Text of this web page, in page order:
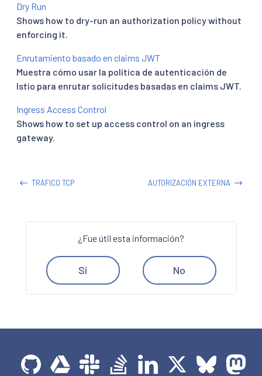
Dry Run
Shows how to dry-run an authorization policy without
enforcing it.
Enrutamiento basado en claims JWT
Muestra cómo usar la política de autenticación de
Istio para enrutar solicitudes basadas en claims JWT.
Ingress Access Control
Shows how to set up access control on an ingress
gateway.
TRÁFICO TCP AUTORIZACIÓN EXTERNA
¿Fue útil esta información?
Sí No